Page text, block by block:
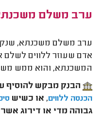
ערב משלם
ערב משלם משכנתא,
אדם שעוזר ללווים
המשכנתא, והוא ממש
הבנק מבקש להוסיף
הכנסה ללווים, או כשיש
גבוהה מדי או דירוג